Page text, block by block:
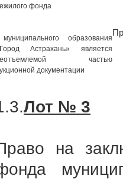
фонда
муниципального образования
Астрахань» является
частью
документации
Лот № 3
на